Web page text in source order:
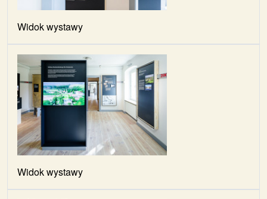
Widok wystawy
Widok wystawy